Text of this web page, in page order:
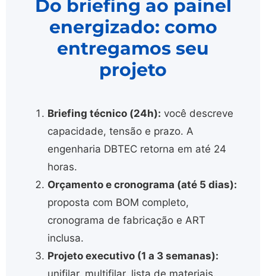
Do briefing ao painel
energizado: como
entregamos seu
projeto
Briefing técnico (24h): você descreve
capacidade, tensão e prazo. A
engenharia DBTEC retorna em até 24
horas.
Orçamento e cronograma (até 5 dias):
proposta com BOM completo,
cronograma de fabricação e ART
inclusa.
Projeto executivo (1 a 3 semanas):